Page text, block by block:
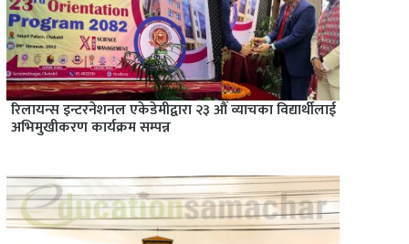
रिलायन्स इन्टरनेशनल एकेडेमीद्वारा २३ औं व्याचका विद्यार्थीलाई
अभिमुखीकरण कार्यक्रम सम्पन्न